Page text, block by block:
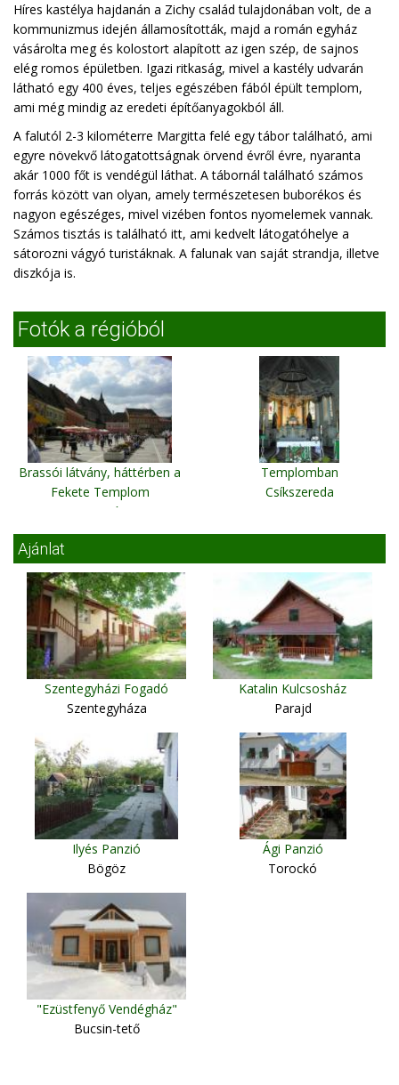
Híres kastélya hajdanán a Zichy család tulajdonában volt, de a
kommunizmus idején államosították, majd a román egyház
vásárolta meg és kolostort alapított az igen szép, de sajnos
elég romos épületben. Igazi ritkaság, mivel a kastély udvarán
látható egy 400 éves, teljes egészében fából épült templom,
ami még mindig az eredeti építőanyagokból áll.
A falutól 2-3 kilométerre Margitta felé egy tábor található, ami
egyre növekvő látogatottságnak örvend évről évre, nyaranta
akár 1000 főt is vendégül láthat. A tábornál található számos
forrás között van olyan, amely természetesen buborékos és
nagyon egészéges, mivel vizében fontos nyomelemek vannak.
Számos tisztás is található itt, ami kedvelt látogatóhelye a
sátorozni vágyó turistáknak. A falunak van saját strandja, illetve
diszkója is.
Fotók a régióból
Brassói látvány, háttérben a
Fekete Templom
Brassó
Templomban
Csíkszereda
Ajánlat
Szentegyházi Fogadó
Szentegyháza
Katalin Kulcsosház
Parajd
Ilyés Panzió
Bögöz
Ági Panzió
Torockó
"Ezüstfenyő Vendégház"
Bucsin-tető